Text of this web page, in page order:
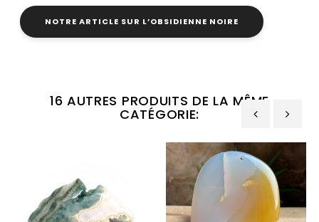
NOTRE ARTICLE SUR L’OBSIDIENNE NOIRE
16 AUTRES PRODUITS DE LA MÊME
CATÉGORIE:
‹ ›